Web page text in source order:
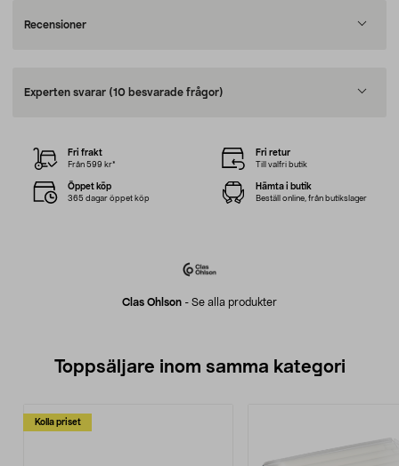
Recensioner
Experten svarar (10 besvarade frågor)
Clas Ohlson - Se alla produkter
Fri frakt
Från 599 kr*
Fri retur
Till valfri butik
Öppet köp
365 dagar öppet köp
Hämta i butik
Beställ online, från butikslager
Toppsäljare inom samma kategori
Kolla priset